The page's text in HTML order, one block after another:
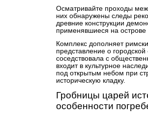
Осматривайте проходы
них обнаружены следы
древние конструкции
применявшиеся на
Комплекс дополняет
представление о
соседствовала с
входит в культурное
под открытым небом при
историческую кладку.
Гробницы царей
особенности